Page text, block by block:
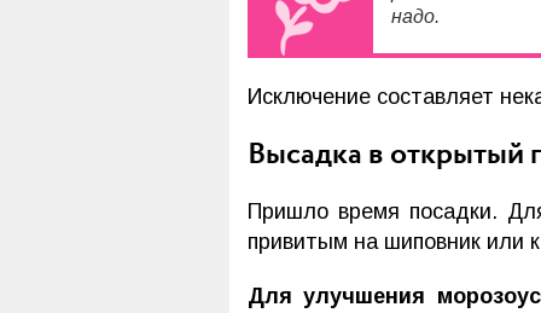
надо.
Исключение составляет
Высадка в открытый
Пришло время посадки.
привитым на шиповник или
Для улучшения